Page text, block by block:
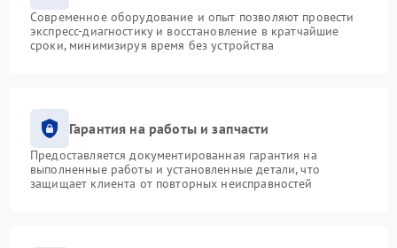
Современное оборудование и опыт позволяют провести
экспресс-диагностику и восстановление в кратчайшие
сроки, минимизируя время без устройства
Гарантия на работы и запчасти
Предоставляется документированная гарантия на
выполненные работы и установленные детали, что
защищает клиента от повторных неисправностей